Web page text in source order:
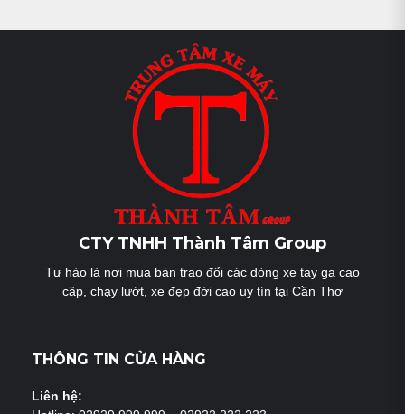
CTY TNHH Thành Tâm Group
Tự hào là nơi mua bán trao đổi các dòng xe tay ga cao
câp, chạy lướt, xe đẹp đời cao uy tín tại Cần Thơ
THÔNG TIN CỬA HÀNG
Liên hệ: